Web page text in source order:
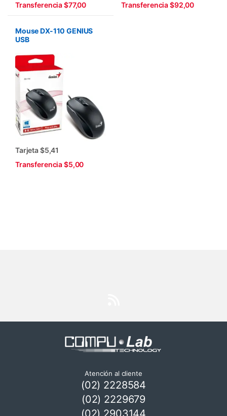
Transferencia $77,00
Transferencia $92,00
Mouse DX-110 GENIUS
USB
Tarjeta $5,41
Transferencia $5,00
Atención al cliente
(02) 2228584
(02) 2229679
(02) 2903144